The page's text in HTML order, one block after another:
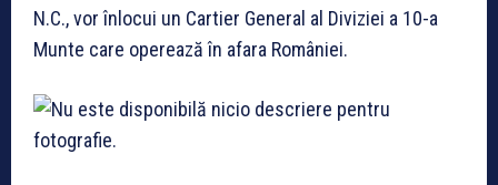
N.C., vor înlocui un Cartier General al Diviziei a 10-a
Munte care operează în afara României.